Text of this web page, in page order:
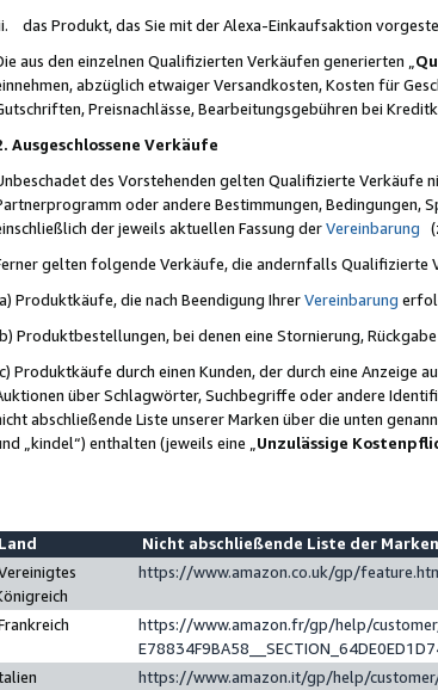
das Produkt, das Sie mit der Alexa-Einkaufsaktion
aus den einzelnen Qualifizierten Verkäufen generierten „
abzüglich etwaiger Versandkosten, Kosten für
Preisnachlässe, Bearbeitungsgebühren bei
Ausgeschlossene Verkäufe
des Vorstehenden gelten Qualifizierte Verkäufe
oder andere Bestimmungen,
der jeweils aktuellen Fassung derVereinbarung
gelten folgende Verkäufe, die andernfalls Qualifizierte
Produktkäufe, die nach Beendigung IhrerVereinbarung
Produktbestellungen, bei denen eine Stornierung,
Produktkäufe durch einen Kunden, der durch eine Anzeige
über Schlagwörter, Suchbegriffe oder andere
abschließende Liste unserer Marken über die unten
„kindel“) enthalten (jeweils eine „ Unzulässige
Land
Nicht abschließende Liste der Marken
https://www.amazon.co.uk/gp/
https://www.amazon.fr/gp/help/
https://www.amazon.it/gp/help/